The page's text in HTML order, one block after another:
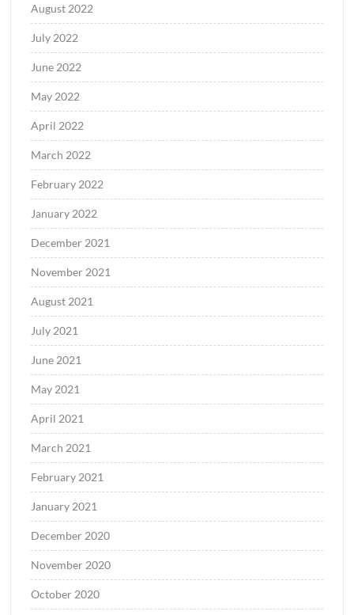
August 2022
July 2022
June 2022
May 2022
April 2022
March 2022
February 2022
January 2022
December 2021
November 2021
August 2021
July 2021
June 2021
May 2021
April 2021
March 2021
February 2021
January 2021
December 2020
November 2020
October 2020